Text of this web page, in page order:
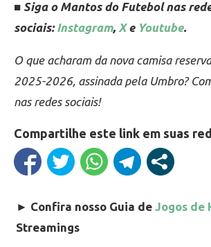
■ Siga o Mantos do Futebol nas
sociais:Instagram, Xe Youtube.
O que acharam da nova camisa
2025-2026, assinada pela Umbro?
nas redes sociais!
Compartilhe este link em suas
► Confira nosso Guia de Jogos de
Streamings